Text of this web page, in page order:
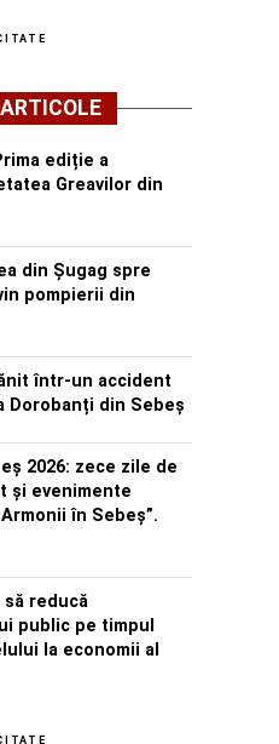
ediție a
Greavilor din
din Șugag spre
pompierii din
într-un accident
Dorobanți din Sebeș
2026: zece zile de
și evenimente
în Sebeș”.
să reducă
public pe timpul
la economii al